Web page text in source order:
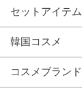
セットアイテム
韓国コスメ
コスメブランド